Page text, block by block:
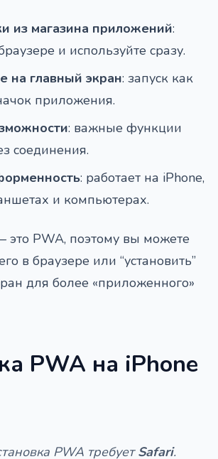
из магазина приложений:
и используйте сразу.
на главный экран: запуск как
приложения.
: важные функции
соединения.
: работает на iPhone,
и компьютерах.
это PWA, поэтому вы можете
в браузере или “установить”
для более «приложенного»
PWA на iPhone
PWA требуетSafari.